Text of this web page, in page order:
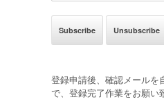
登録申請後、確認メールを
で、登録完了作業をお願い